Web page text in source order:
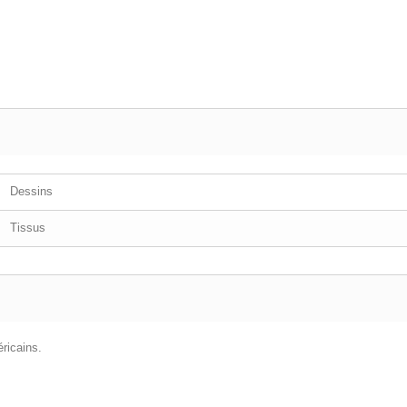
Dessins
Tissus